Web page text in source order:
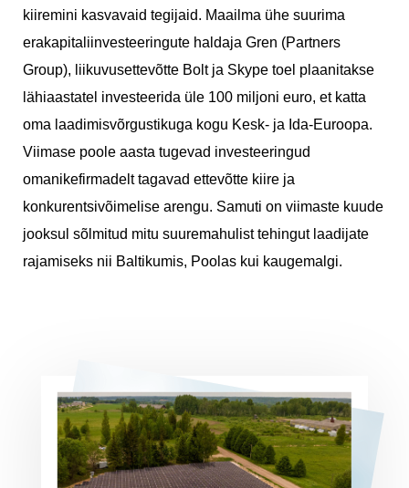
kiiremini kasvavaid tegijaid. Maailma ühe suurima
erakapitaliinvesteeringute haldaja Gren (Partners
Group), liikuvusettevõtte Bolt ja Skype toel plaanitakse
lähiaastatel investeerida üle 100 miljoni euro, et katta
oma laadimisvõrgustikuga kogu Kesk- ja Ida-Euroopa.
Viimase poole aasta tugevad investeeringud
omanikefirmadelt tagavad ettevõtte kiire ja
konkurentsivõimelise arengu. Samuti on viimaste kuude
jooksul sõlmitud mitu suuremahulist tehingut laadijate
rajamiseks nii Baltikumis, Poolas kui kaugemalgi.